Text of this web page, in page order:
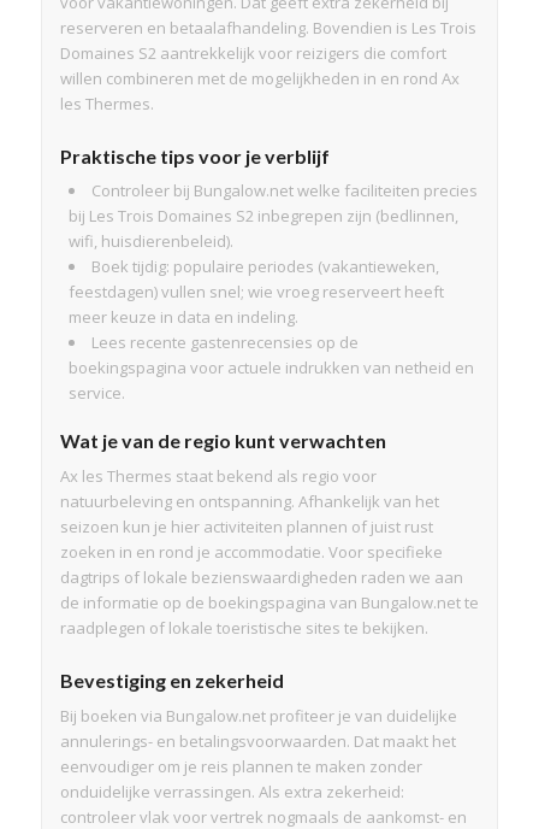
reserveren en betaalafhandeling. Bovendien is Les Trois
Domaines S2 aantrekkelijk voor reizigers die comfort
willen combineren met de mogelijkheden in en rond Ax
les Thermes.
Praktische tips voor je verblijf
Controleer bij Bungalow.net welke faciliteiten precies
bij Les Trois Domaines S2 inbegrepen zijn (bedlinnen,
wifi, huisdierenbeleid).
Boek tijdig: populaire periodes (vakantieweken,
feestdagen) vullen snel; wie vroeg reserveert heeft
meer keuze in data en indeling.
Lees recente gastenrecensies op de
boekingspagina voor actuele indrukken van netheid en
service.
Wat je van de regio kunt verwachten
Ax les Thermes staat bekend als regio voor
natuurbeleving en ontspanning. Afhankelijk van het
seizoen kun je hier activiteiten plannen of juist rust
zoeken in en rond je accommodatie. Voor specifieke
dagtrips of lokale bezienswaardigheden raden we aan
de informatie op de boekingspagina van Bungalow.net te
raadplegen of lokale toeristische sites te bekijken.
Bevestiging en zekerheid
Bij boeken via Bungalow.net profiteer je van duidelijke
annulerings- en betalingsvoorwaarden. Dat maakt het
eenvoudiger om je reis plannen te maken zonder
onduidelijke verrassingen. Als extra zekerheid:
controleer vlak voor vertrek nogmaals de aankomst- en